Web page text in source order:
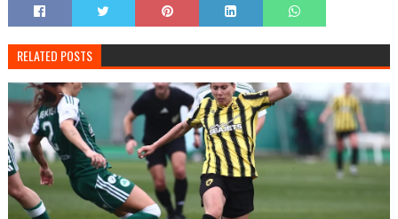
RELATED POSTS